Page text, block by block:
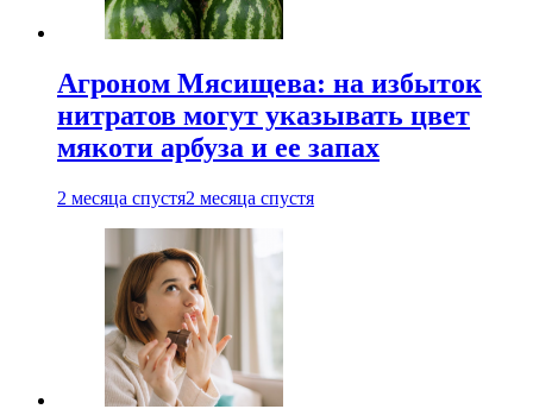
Агроном Мясищева: на избыток
нитратов могут указывать цвет
мякоти арбуза и ее запах
2 месяца спустя2 месяца спустя